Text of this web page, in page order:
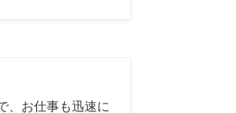
、お仕事も迅速に